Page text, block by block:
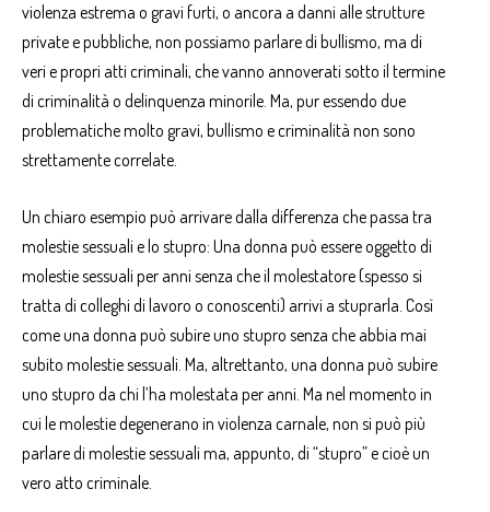
violenza estrema o gravi furti, o ancora a danni alle strutture
private e pubbliche, non possiamo parlare di bullismo, ma di
veri e propri atti criminali, che vanno annoverati sotto il termine
di criminalità o delinquenza minorile . Ma, pur essendo due
problematiche molto gravi, bullismo e criminalità non sono
strettamente correlate.
Un chiaro esempio può arrivare dalla differenza che passa tra
molestie sessuali e lo stupro: Una donna può essere oggetto di
molestie sessuali per anni senza che il molestatore (spesso si
tratta di colleghi di lavoro o conoscenti) arrivi a stuprarla. Così
come una donna può subire uno stupro senza che abbia mai
subito molestie sessuali. Ma, altrettanto, una donna può subire
uno stupro da chi l’ha molestata per anni. Ma nel momento in
cui le molestie degenerano in violenza carnale, non si può più
parlare di molestie sessuali ma, appunto, di “stupro” e cioè un
vero atto criminale.